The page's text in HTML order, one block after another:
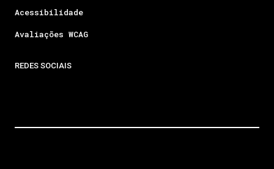
Acessibilidade
Avaliações WCAG
REDES SOCIAIS